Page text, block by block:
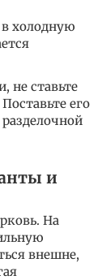
холодную
не ставьте
его
и
На
внешне,